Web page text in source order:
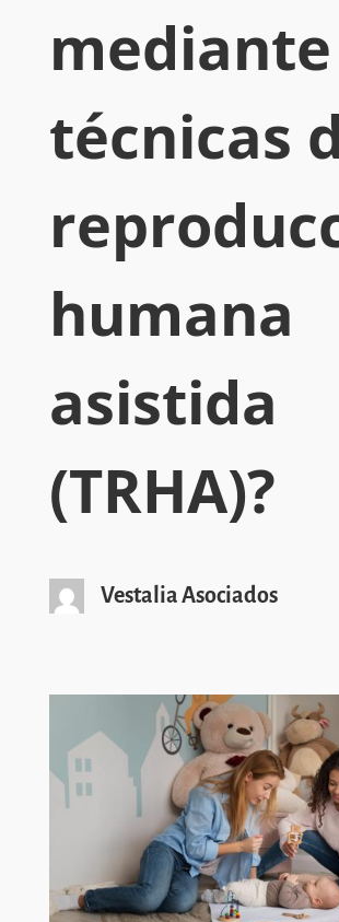
mediante
técnicas
humana
asistida
(TRHA)?
Vestalia Asociados